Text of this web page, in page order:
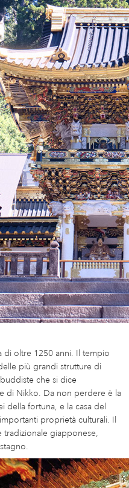
di oltre 1250 anni. Il tempio
più grandi strutture di
che si dice
di Nikko. Da non perdere è la
della fortuna, e la casa del
proprietà culturali. Il
tradizionale giapponese,